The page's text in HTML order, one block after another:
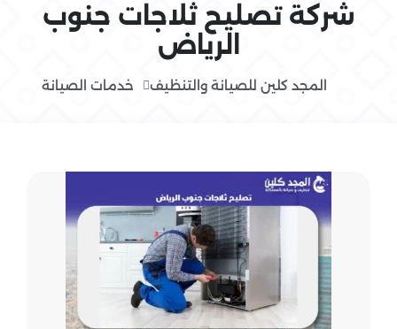
شركة تصليح ثلاجات جنوب
الرياض
المجد كلين للصيانة والتنظيف خدمات الصيانة